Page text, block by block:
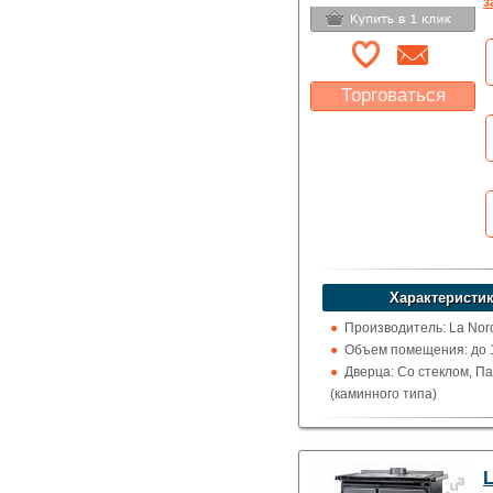
Торговаться
Производитель: La
Объем помещения: до
Дверца: Со стеклом,
(каминного типа)
Поверхность: Варочная
Обогрев: Воздушный